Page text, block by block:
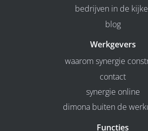
bedrijven in de
blog
Werkgevers
waarom synergie
contact
synergie online
dimona buiten de
Functies